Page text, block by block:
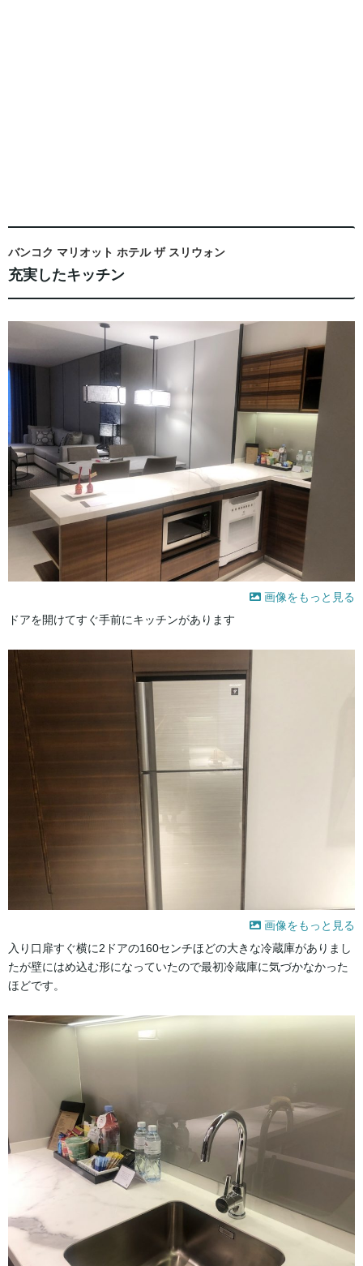
バンコク マリオット ホテル ザ スリウォン
充実したキッチン
画像をもっと見る
ドアを開けてすぐ手前にキッチンがあります
画像をもっと見る
入り口扉すぐ横に2ドアの160センチほどの大きな冷蔵庫がありまし
たが壁にはめ込む形になっていたので最初冷蔵庫に気づかなかった
ほどです。